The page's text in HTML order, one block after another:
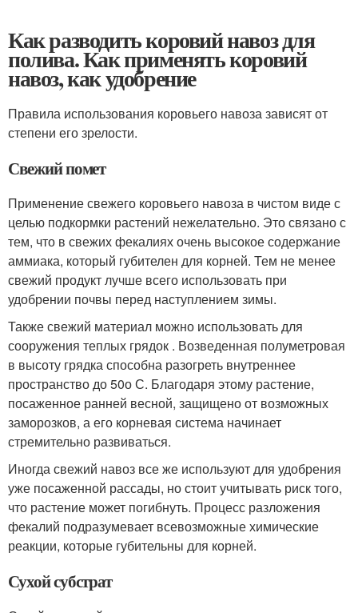
Как разводить коровий навоз для
полива. Как применять коровий
навоз, как удобрение
Правила использования коровьего навоза зависят от
степени его зрелости.
Свежий помет
Применение свежего коровьего навоза в чистом виде с
целью подкормки растений нежелательно. Это связано с
тем, что в свежих фекалиях очень высокое содержание
аммиака, который губителен для корней. Тем не менее
свежий продукт лучше всего использовать при
удобрении почвы перед наступлением зимы.
Также свежий материал можно использовать для
сооружения теплых грядок . Возведенная полуметровая
в высоту грядка способна разогреть внутреннее
пространство до 50оС. Благодаря этому растение,
посаженное ранней весной, защищено от возможных
заморозков, а его корневая система начинает
стремительно развиваться.
Иногда свежий навоз все же используют для удобрения
уже посаженной рассады, но стоит учитывать риск того,
что растение может погибнуть. Процесс разложения
фекалий подразумевает всевозможные химические
реакции, которые губительны для корней.
Сухой субстрат